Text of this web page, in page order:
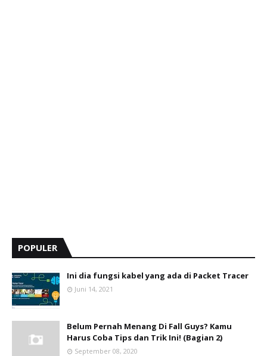
POPULER
Ini dia fungsi kabel yang ada di Packet Tracer
Juni 14, 2021
Belum Pernah Menang Di Fall Guys? Kamu
Harus Coba Tips dan Trik Ini! (Bagian 2)
September 08, 2020